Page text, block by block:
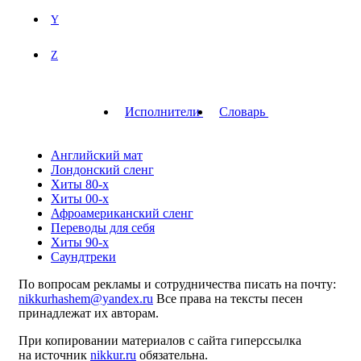
Y
Z
Исполнители Словарь
Английский мат
Лондонский сленг
Хиты 80-х
Хиты 00-х
Афроамериканский сленг
Переводы для себя
Хиты 90-х
Саундтреки
По вопросам рекламы и сотрудничества писать на почту:
nikkurhashem@yandex.ru Все права на тексты песен
принадлежат их авторам.
При копировании материалов с сайта гиперссылка
на источник nikkur.ru обязательна.